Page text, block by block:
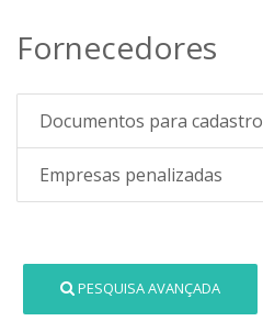
Fornecedores
Documentos para cadastro
Empresas penalizadas
PESQUISA AVANÇADA